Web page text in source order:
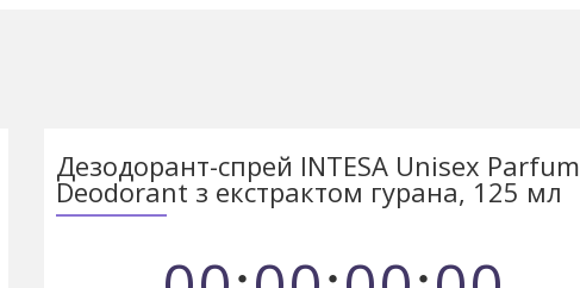
Дезодорант-спрей INTESA Unisex Parfum
Deodorant з екстрактом гурана, 125 мл